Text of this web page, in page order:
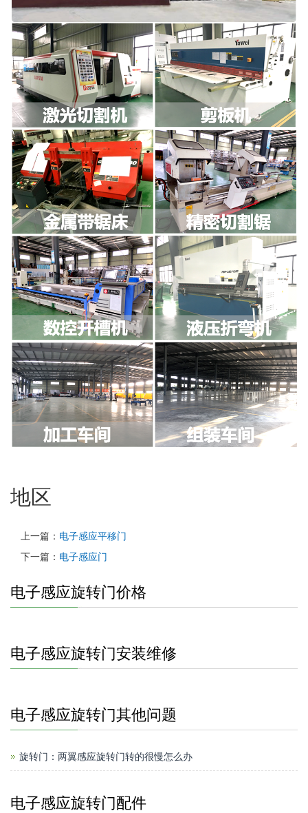
地区
上一篇： 电子感应平移门
下一篇： 电子感应门
电子感应旋转门价格
电子感应旋转门安装维修
电子感应旋转门其他问题
旋转门：两翼感应旋转门转的很慢怎么办
电子感应旋转门配件